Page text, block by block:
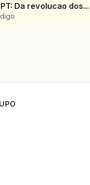
Da revolucao dos...